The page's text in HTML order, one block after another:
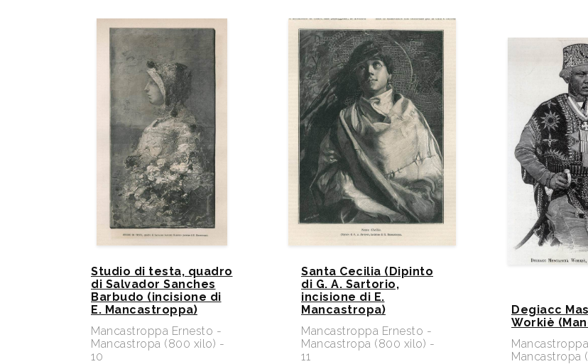
Studio di testa, quadro
di Salvador Sanches
Barbudo (incisione di
E. Mancastroppa)
Mancastroppa Ernesto -
Mancastropa (800 xilo) -
10
Santa Cecilia (Dipinto
di G. A. Sartorio,
incisione di E.
Mancastropa)
Mancastroppa Ernesto -
Mancastropa (800 xilo) -
11
Degiacc
Workiè
Mancastropa